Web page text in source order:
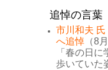
追悼の言葉
市川和夫 氏
へ追悼 （8
「春の日
歩いていた